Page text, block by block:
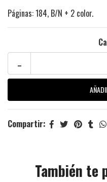
Páginas: 184, B/N + 2 color.
-
Compartir:
También te